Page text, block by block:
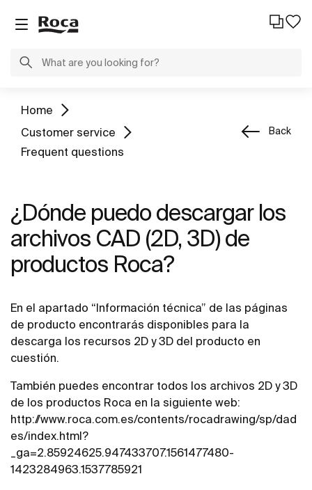
Home
Customer service
Frequent questions
Back
¿Dónde puedo descargar los
archivos CAD (2D, 3D) de
productos Roca?
En el apartado “Información técnica” de las páginas
de producto encontrarás disponibles para la
descarga los recursos 2D y 3D del producto en
cuestión.
También puedes encontrar todos los archivos 2D y 3D
de los productos Roca en la siguiente web:
http://www.roca.com.es/contents/rocadrawing/sp/dad
es/index.html?
_ga=2.85924625.947433707.1561477480-
1423284963.1537785921